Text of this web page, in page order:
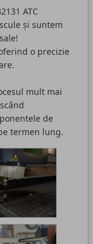
ATC
și suntem
o precizie
mult mai
de
termen lung.